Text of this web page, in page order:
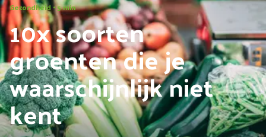
Gezondheid • 5 min
10x soorten
groenten die je
waarschijnlijk niet
kent